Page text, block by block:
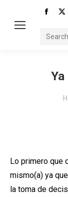
X
Search:
Lo primero que
mismo(a) ya
la toma de